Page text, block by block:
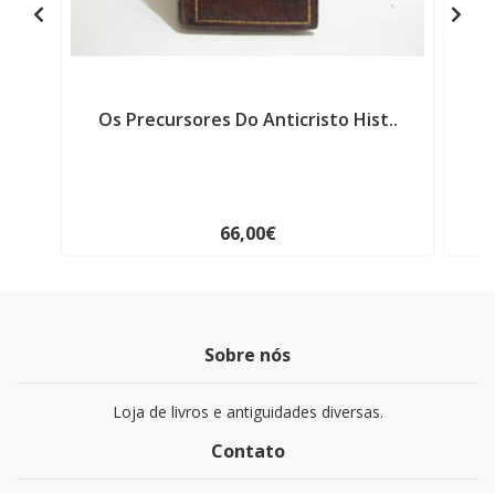
Os Precursores Do Anticristo Hist..
66,00€
Sobre nós
Loja de livros e antiguidades diversas.
Contato